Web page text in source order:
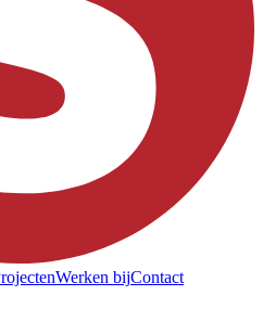
Werken bijContact